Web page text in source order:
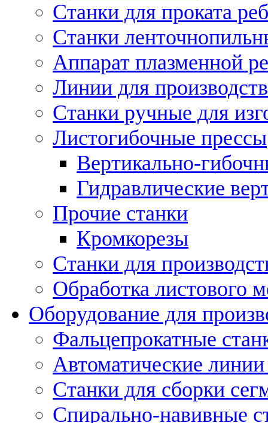
Станки для проката
Станки
Аппарат плазменной
Линии для
Станки ручные для
Листогибочные прессы
Вертикально-
Гидравлические
Прочие станки
Кромкорезы
Станки для
Обработка листового
Оборудование для
Фальцепрокатные
Автоматические линии
Станки для сборки
Спирально-навивные